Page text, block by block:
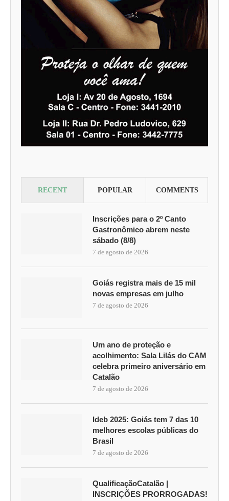
RECENT POPULAR COMMENTS
Inscrições para o 2º Canto
Gastronômico abrem neste
sábado (8/8)
7 de agosto de 2026
Goiás registra mais de 15 mil
novas empresas em julho
7 de agosto de 2026
Um ano de proteção e
acolhimento: Sala Lilás do CAM
celebra primeiro aniversário em
Catalão
7 de agosto de 2026
Ideb 2025: Goiás tem 7 das 10
melhores escolas públicas do
Brasil
7 de agosto de 2026
QualificaçãoCatalão |
INSCRIÇÕES PRORROGADAS!